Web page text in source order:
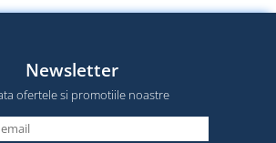
Newsletter
ofertele si promotiile noastre